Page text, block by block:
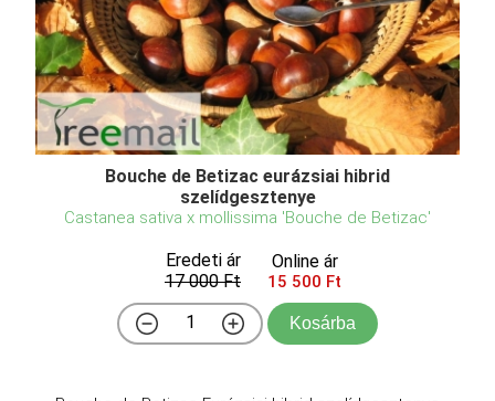
Bouche de Betizac eurázsiai hibrid
szelídgesztenye
Castanea sativa x mollissima 'Bouche de Betizac'
Eredeti ár
17 000 Ft
Online ár
15 500 Ft
Kosárba